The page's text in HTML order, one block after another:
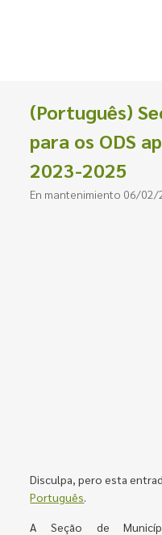
Buscar
(Português)
para os ODS
2023-2025
En mantenimiento 06/02/
Disculpa, pero esta
Português.
A Seção de